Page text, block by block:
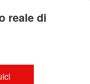
reale di